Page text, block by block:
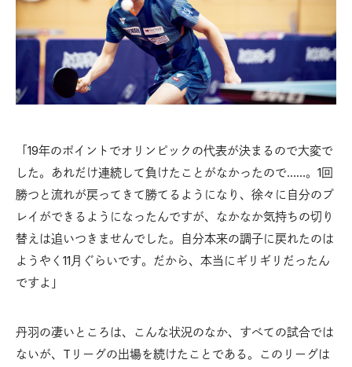
「19年のポイントでオリンピックの代表が決まるので大変で
した。あれだけ連続して負けたことがなかったので……。1回
勝つと流れが戻ってきて勝てるようになり、徐々に自分のプ
レイができるようになったんですが、なかなか気持ちの切り
替えは追いつきませんでした。自分本来の調子に戻れたのは
ようやく11月ぐらいです。だから、本当にギリギリだったん
ですよ」
丹羽の凄いところは、こんな状況のなか、すべての試合では
ないが、Tリーグの出場を続けたことである。このリーグは